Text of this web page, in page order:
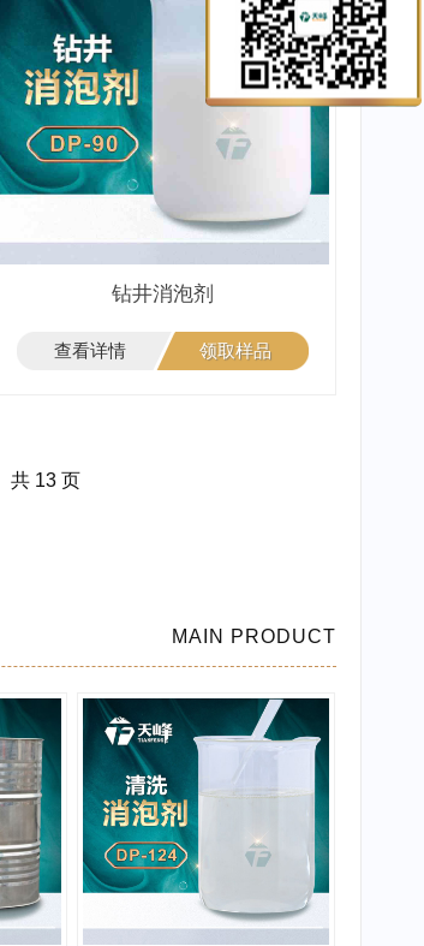
钻井消泡剂
查看详情 领取样品
共 13 页
MAIN PRODUCT